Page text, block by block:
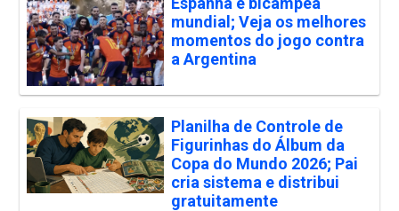
mundial; Veja os melhores
momentos do jogo contra
a Argentina
Planilha de Controle de
Figurinhas do Álbum da
Copa do Mundo 2026; Pai
cria sistema e distribui
gratuitamente